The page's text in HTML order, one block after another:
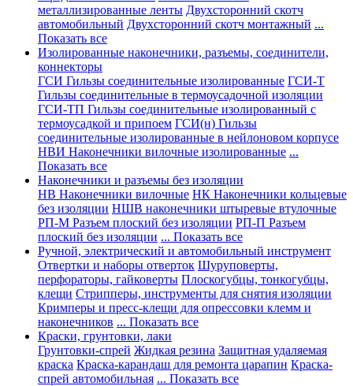
металлизированные ленты Двухсторонний скотч
автомобильный Двухсторонний скотч монтажный ...
Показать все
Изолированные наконечники, разъемы, соединители,
коннекторы
ГСИ Гильзы соединительные изолированные ГСИ-Т
Гильзы соединительные в термоусадочной изоляции
ГСИ-ТП Гильзы соединительные изолированный с
термоусадкой и припоем ГСИ(н) Гильзы
соединительные изолированные в нейлоновом корпусе
НВИ Наконечники вилочные изолированные ...
Показать все
Наконечники и разъемы без изоляции
НВ Наконечники вилочные НК Наконечники кольцевые
без изоляции НШВ наконечники штыревые втулочные
РП-М Разъем плоский без изоляции РП-П Разъем
плоский без изоляции ... Показать все
Ручной, электрический и автомобильный инструмент
Отвертки и наборы отверток Шуруповерты,
перфораторы, гайковерты Плоскогубцы, тонкогубцы,
клещи Стрипперы, инструменты для снятия изоляции
Кримперы и пресс-клещи для опрессовки клемм и
наконечников ... Показать все
Краски, грунтовки, лаки
Грунтовки-спрей Жидкая резина Защитная удаляемая
краска Краска-карандаш для ремонта царапин Краска-
спрей автомобильная ... Показать все